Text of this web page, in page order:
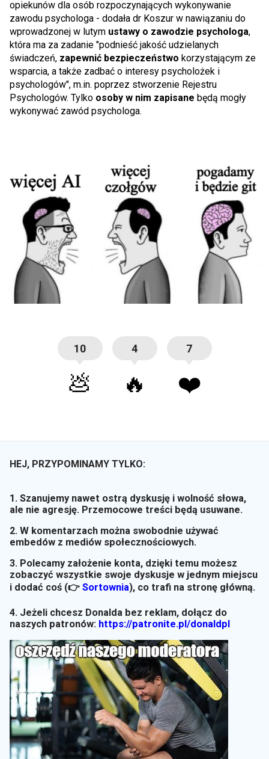
opiekunów dla osób rozpoczynających wykonywanie
zawodu psychologa - dodała dr Koszur w nawiązaniu do
wprowadzonej w lutym ustawy o zawodzie psychologa,
która ma za zadanie "podnieść jakość udzielanych
świadczeń, zapewnić bezpieczeństwo korzystającym ze
wsparcia, a także zadbać o interesy psycholożek i
psychologów", m.in. poprzez stworzenie Rejestru
Psychologów. Tylko osoby w nim zapisane będą mogły
wykonywać zawód psychologa.
10
💩
4
🔥
7
❤️
HEJ, PRZYPOMINAMY TYLKO:
1. Szanujemy nawet ostrą dyskusję i wolność słowa,
ale nie agresję. Przemocowe treści będą usuwane.
2. W komentarzach można swobodnie używać
embedów z mediów społecznościowych.
3. Polecamy założenie konta, dzięki temu możesz
zobaczyć wszystkie swoje dyskusje w jednym miejscu
i dodać coś (👉 Sortownia), co trafi na stronę główną.
4. Jeżeli chcesz Donalda bez reklam, dołącz do
naszych patronów: https://patronite.pl/donaldpl